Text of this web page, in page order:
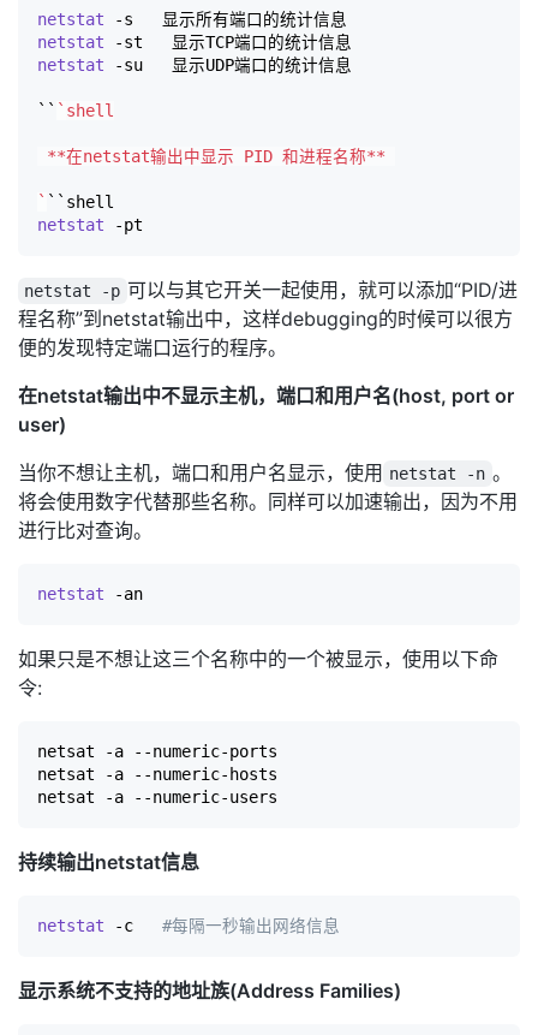
netstat
netstat
netstat -su   显示UDP端口的统计信息
​`` ` shell
**在netstat输出中显示 PID 和进程名称**
`
netstat
netstat -p 可以与其它开关一起使用，就可以添加“PID/进
程名称”到netstat输出中，这样debugging的时候可以很方
便的发现特定端口运行的程序。
在netstat输出中不显示主机，端口和用户名(host, port or
user)
当你不想让主机，端口和用户名显示，使用 netstat -n 。
将会使用数字代替那些名称。同样可以加速输出，因为不用
进行比对查询。
netstat
如果只是不想让这三个名称中的一个被显示，使用以下命
令:
netsat -a --numeric-ports
netsat -a --numeric-hosts
持续输出netstat信息
netstat -c #每隔一秒输出网络信息
显示系统不支持的地址族(Address Families)